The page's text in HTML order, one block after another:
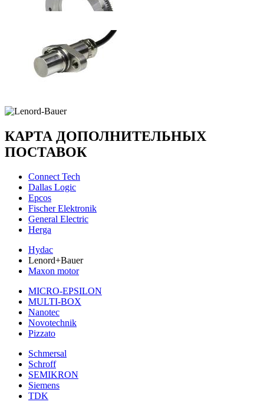
КАРТА ДОПОЛНИТЕЛЬНЫХ
ПОСТАВОК
Connect Tech
Dallas Logic
Epcos
Fischer Elektronik
General Electric
Herga
Hydac
Lenord+Bauer
Maxon motor
MICRO-EPSILON
MULTI-BOX
Nanotec
Novotechnik
Pizzato
Schmersal
Schroff
SEMIKRON
Siemens
TDK